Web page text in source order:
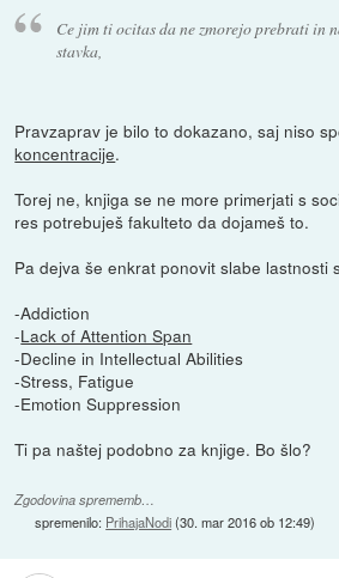
Ce jim ti ocitas da ne zmorejo prebrati in
stavka,
Pravzaprav je bilo to dokazano, saj niso
koncentracije.
Torej ne, knjiga se ne more primerjati s
res potrebuješ fakulteto da dojameš to.
Pa dejva še enkrat ponovit slabe lastnosti
-Addiction
-Lack of Attention Span
-Decline in Intellectual Abilities
-Stress, Fatigue
-Emotion Suppression
Ti pa naštej podobno za knjige. Bo šlo?
Zgodovina sprememb…
spremenilo: PrihajaNodi(30. mar 2016 ob 12:49)